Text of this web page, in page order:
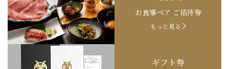
お食事ペア ご招待券
もっと見る
ギフト券